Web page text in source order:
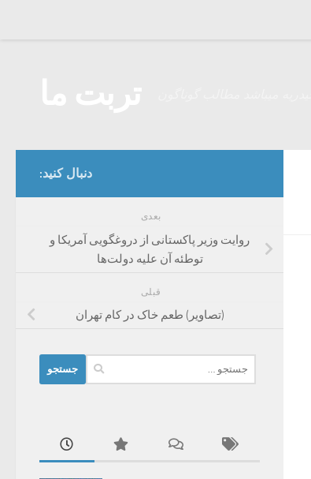
دنبال کنید:
بعدی
روایت وزیر پاکستانی از دروغگویی آمریکا و
توطئه‌ آن علیه دولت‌ها
قبلی
(تصاویر) طعم خاک در کام تهران
برای: